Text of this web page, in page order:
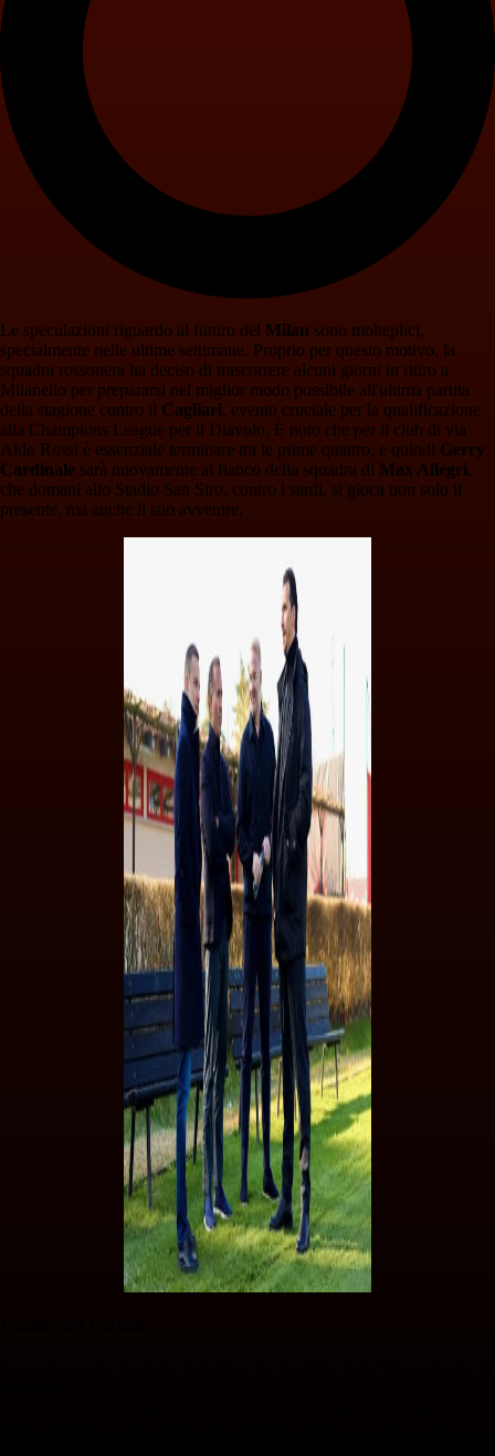
Le speculazioni riguardo al futuro del Milan sono molteplici,
specialmente nelle ultime settimane. Proprio per questo motivo, la
squadra rossonera ha deciso di trascorrere alcuni giorni in ritiro a
Milanello per prepararsi nel miglior modo possibile all'ultima partita
della stagione contro il Cagliari, evento cruciale per la qualificazione
alla Champions League per il Diavolo. È noto che per il club di via
Aldo Rossi è essenziale terminare tra le prime quattro, e quindi Gerry
Cardinale sarà nuovamente al fianco della squadra di Max Allegri,
che domani allo Stadio San Siro, contro i sardi, si gioca non solo il
presente, ma anche il suo avvenire.